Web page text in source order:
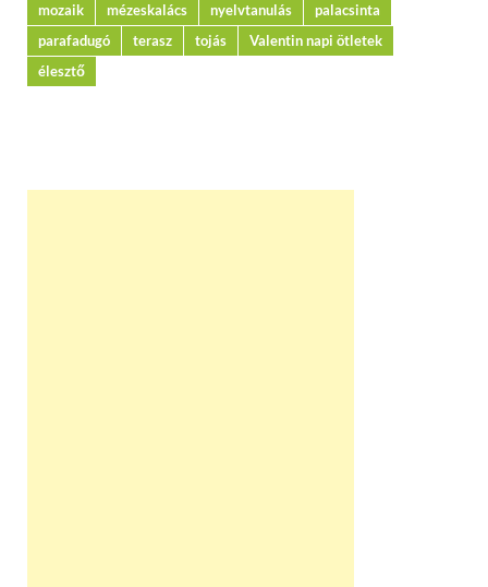
mozaik
mézeskalács nyelvtanulás
palacsinta
parafadugó
terasz tojás
Valentin napi ötletek
élesztő